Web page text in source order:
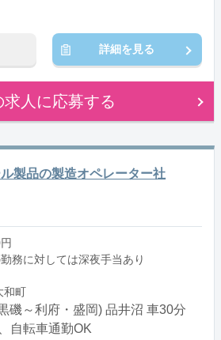
詳細を見る
求人に応募する
製品の製造オペレーター社
務に対しては深夜手当あり
和町
磯～利府・盛岡) 品井沼 車30分
自転車通勤OK